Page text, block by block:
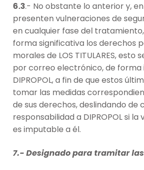
6.3.- No obstante lo anterior y,
presenten vulneraciones de
en cualquier fase del
forma significativa los derechos
morales de LOS TITULARES, esto
por correo electrónico, de
DIPROPOL, a fin de que estos
tomar las medidas
de sus derechos, deslindando de
responsabilidad a DIPROPOL si
es imputable a él.
7.- Designado para tramitar